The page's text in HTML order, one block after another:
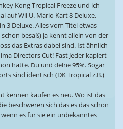
Kong Tropical Freeze und ich
auf Wii U. Mario Kart 8 Deluxe.
3 Deluxe. Alles vom Titel etwas
schon besaß) ja kennt allein von der
das Extras dabei sind. Ist ähnlich
Directors Cut! Fast Jeder kapiert
hatte. Du und deine 95%. Sogar
sind identisch (DK Tropical z.B.)
kennen kaufen es neu. Wo ist das
beschweren sich das es das schon
wenn es für sie ein unbekanntes